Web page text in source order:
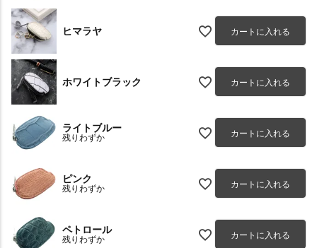
ヒマラヤ カートに入れる
ホワイトブラック カートに入れる
ライトブルー
残りわずか カートに入れる
ピンク
残りわずか カートに入れる
ペトロール
残りわずか カートに入れる